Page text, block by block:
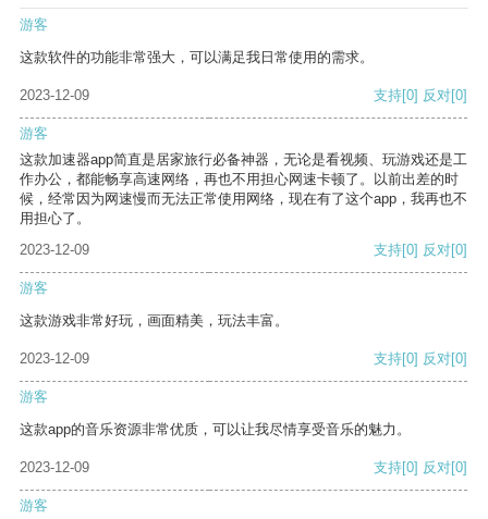
游客
这款软件的功能非常强大，可以满足我日常使用的需求。
2023-12-09 支持[0] 反对[0]
游客
这款加速器app简直是居家旅行必备神器，无论是看视频、玩游戏还是工
作办公，都能畅享高速网络，再也不用担心网速卡顿了。以前出差的时
候，经常因为网速慢而无法正常使用网络，现在有了这个app，我再也不
用担心了。
2023-12-09
支持[0] 反对[0]
游客
这款游戏非常好玩，画面精美，玩法丰富。
2023-12-09 支持[0] 反对[0]
游客
这款app的音乐资源非常优质，可以让我尽情享受音乐的魅力。
2023-12-09 支持[0] 反对[0]
游客